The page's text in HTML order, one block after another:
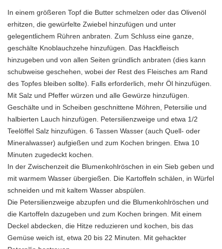
In einem größeren Topf die Butter schmelzen oder das Olivenöl
erhitzen, die gewürfelte Zwiebel hinzufügen und unter
gelegentlichem Rühren anbraten. Zum Schluss eine ganze,
geschälte Knoblauchzehe hinzufügen. Das Hackfleisch
hinzugeben und von allen Seiten gründlich anbraten (dies kann
schubweise geschehen, wobei der Rest des Fleisches am Rand
des Topfes bleiben sollte). Falls erforderlich, mehr Öl hinzufügen.
Mit Salz und Pfeffer würzen und alle Gewürze hinzufügen.
Geschälte und in Scheiben geschnittene Möhren, Petersilie und
halbierten Lauch hinzufügen. Petersilienzweige und etwa 1/2
Teelöffel Salz hinzufügen. 6 Tassen Wasser (auch Quell- oder
Mineralwasser) aufgießen und zum Kochen bringen. Etwa 10
Minuten zugedeckt kochen.
In der Zwischenzeit die Blumenkohlröschen in ein Sieb geben und
mit warmem Wasser übergießen. Die Kartoffeln schälen, in Würfel
schneiden und mit kaltem Wasser abspülen.
Die Petersilienzweige abzupfen und die Blumenkohlröschen und
die Kartoffeln dazugeben und zum Kochen bringen. Mit einem
Deckel abdecken, die Hitze reduzieren und kochen, bis das
Gemüse weich ist, etwa 20 bis 22 Minuten. Mit gehackter